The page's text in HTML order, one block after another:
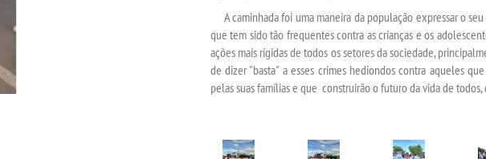
A caminhada foi uma maneira da população expressar o
que tem sido tão frequentes contra as crianças e os
ações mais rígidas de todos os setores da sociedade,
de dizer "basta" a esses crimes hediondos contra aqueles
pelas suas famílias e que construirão o futuro da vida de